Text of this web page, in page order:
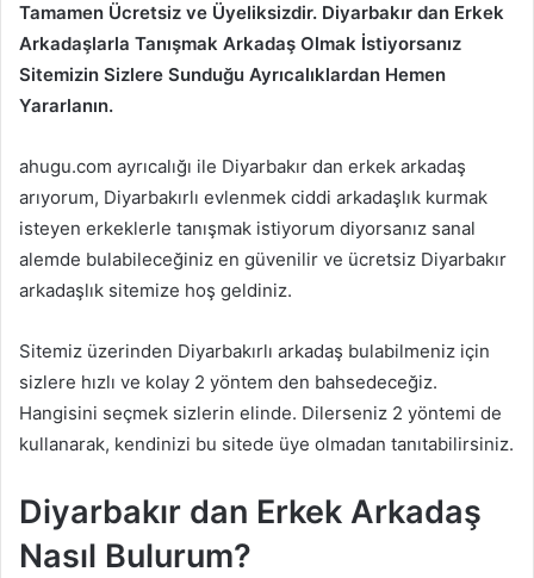
Tamamen Ücretsiz ve Üyeliksizdir. Diyarbakır dan Erkek
Arkadaşlarla Tanışmak Arkadaş Olmak İstiyorsanız
Sitemizin Sizlere Sunduğu Ayrıcalıklardan Hemen
Yararlanın.
ahugu.com ayrıcalığı ile Diyarbakır dan erkek arkadaş
arıyorum, Diyarbakırlı evlenmek ciddi arkadaşlık kurmak
isteyen erkeklerle tanışmak istiyorum diyorsanız sanal
alemde bulabileceğiniz en güvenilir ve ücretsiz Diyarbakır
arkadaşlık sitemize hoş geldiniz.
Sitemiz üzerinden Diyarbakırlı arkadaş bulabilmeniz için
sizlere hızlı ve kolay 2 yöntem den bahsedeceğiz.
Hangisini seçmek sizlerin elinde. Dilerseniz 2 yöntemi de
kullanarak, kendinizi bu sitede üye olmadan tanıtabilirsiniz.
Diyarbakır dan Erkek Arkadaş
Nasıl Bulurum?